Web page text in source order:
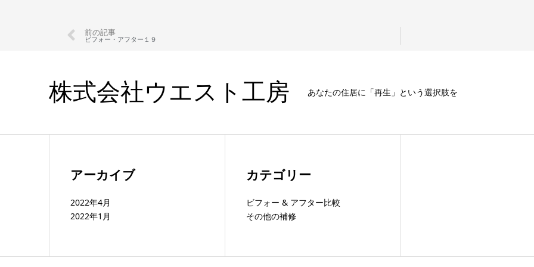
前の記事
ビフォー・アフター１９
株式会社ウエスト工房 あなたの住居に「再生」という選択肢を
アーカイブ
2022年4月
2022年1月
カテゴリー
ビフォー & アフター比較
その他の補修